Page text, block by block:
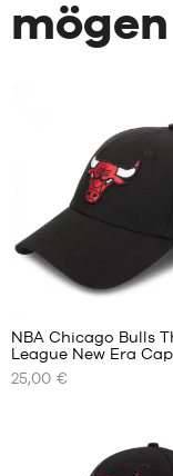
mögen
UNSERE
VERFÜGBAREN
2
NBA Chicago Bulls
League New Era Cap
25,00 €